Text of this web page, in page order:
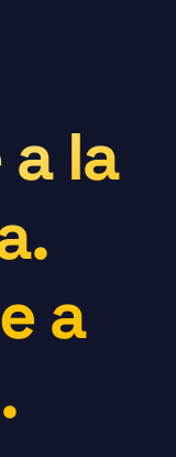
la
a